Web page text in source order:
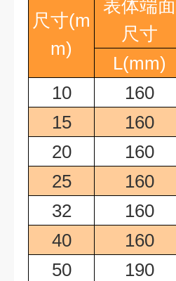
尺寸(m
m)
表体端面
尺寸
L(mm)
10
160
15
160
20
160
25
160
32
160
40
160
50
190